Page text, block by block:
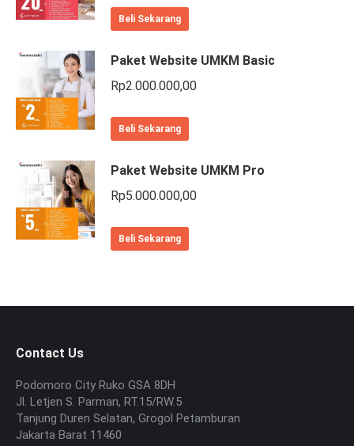
Beli Sekarang
Paket Website UMKM Basic
Rp2.000.000,00
Beli Sekarang
Paket Website UMKM Pro
Rp5.000.000,00
Beli Sekarang
Contact Us
Podomoro City Ruko GSA 8DH
Jl. Letjen S. Parman, RT.15/RW.5
Tanjung Duren Selatan, Grogol Petamburan
Jakarta Barat 11460